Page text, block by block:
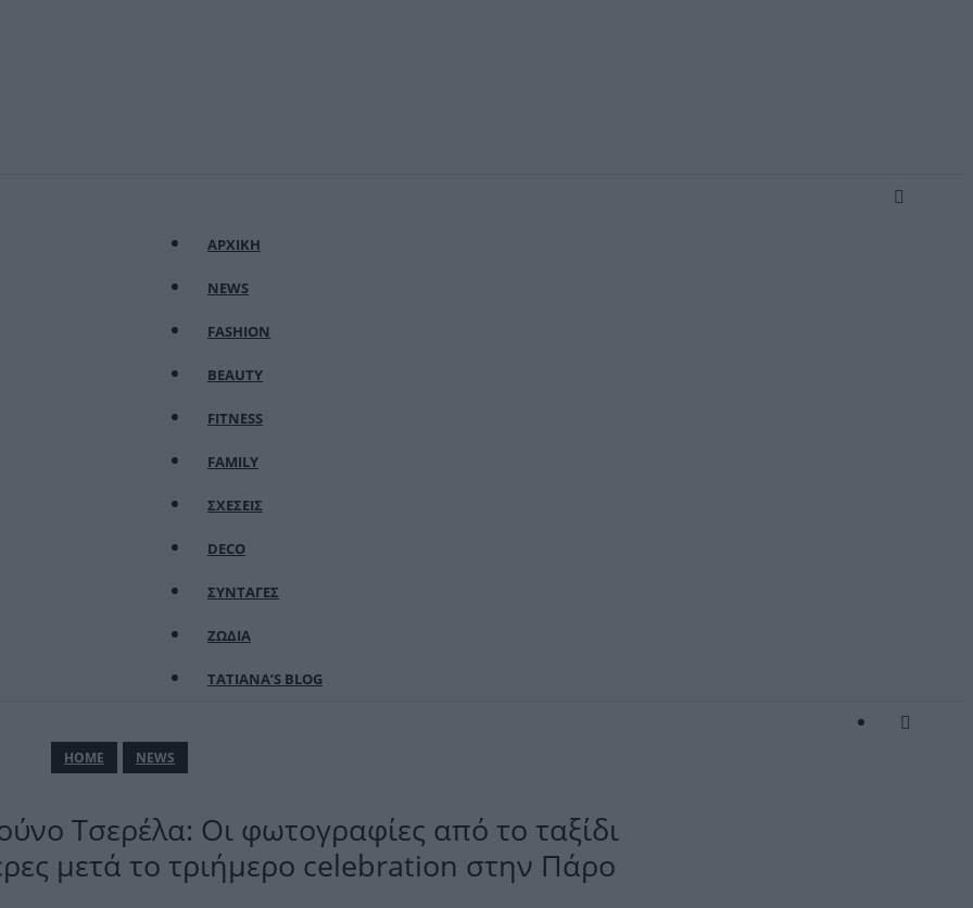
ΑΡΧΙΚΗ
NEWS
FASHION
BEAUTY
FITNESS
FAMILY
ΣΧΕΣΕΙΣ
DECO
ΣΥΝΤΑΓΕΣ
ΖΩΔΙΑ
TATIANA’S BLOG
ΗΟΜΕ NEWS
Τσερέλα: Οι φωτογραφίες από το ταξίδι
μετά το τριήμερο celebration στην Πάρο